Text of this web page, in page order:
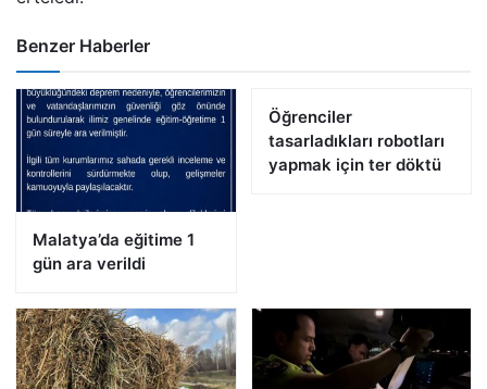
Benzer Haberler
Malatya’da eğitime 1
gün ara verildi
Öğrenciler
tasarladıkları robotları
yapmak için ter döktü